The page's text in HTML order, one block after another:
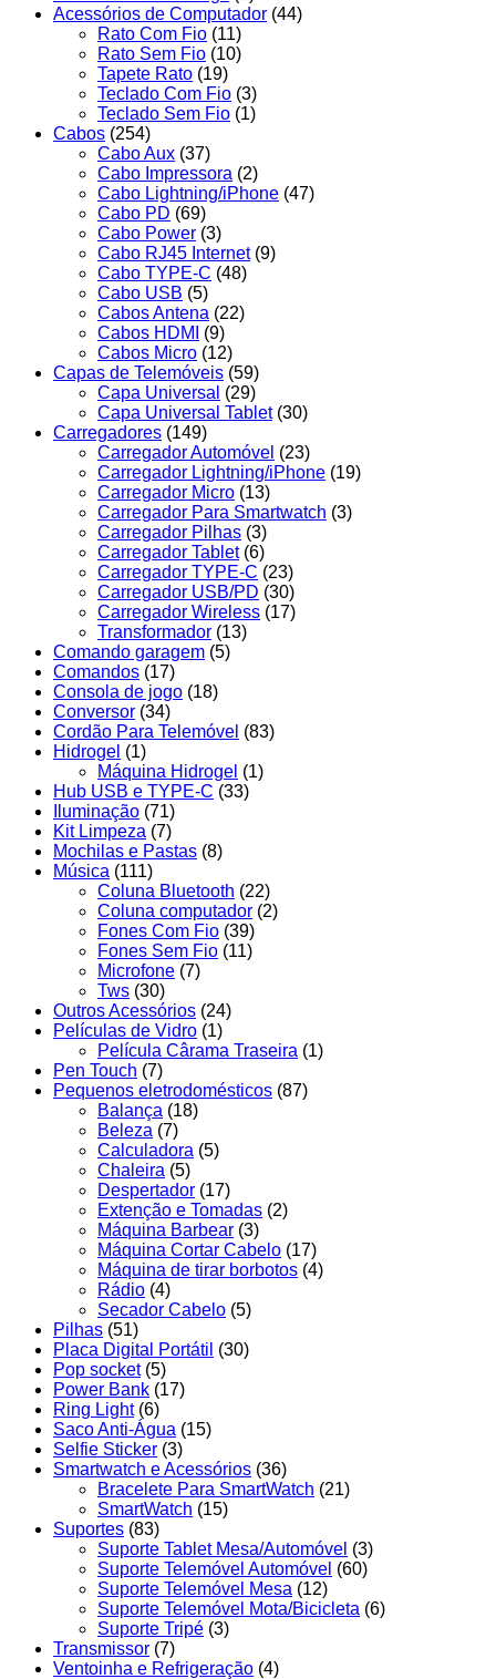
Acessórios de Computador (44)
Rato Com Fio (11)
Rato Sem Fio (10)
Tapete Rato (19)
Teclado Com Fio (3)
Teclado Sem Fio (1)
Cabos (254)
Cabo Aux (37)
Cabo Impressora (2)
Cabo Lightning/iPhone (47)
Cabo PD (69)
Cabo Power (3)
Cabo RJ45 Internet (9)
Cabo TYPE-C (48)
Cabo USB (5)
Cabos Antena (22)
Cabos HDMI
(9)
Cabos Micro (12)
Capas de Telemóveis (59)
Capa Universal (29)
Capa Universal Tablet (30)
Carregadores (149)
Carregador Automóvel (23)
Carregador Lightning/iPhone (19)
Carregador Micro (13)
Carregador Para Smartwatch (3)
Carregador Pilhas (3)
Carregador Tablet (6)
Carregador TYPE-C (23)
Carregador USB/PD (30)
Carregador Wireless (17)
Transformador (13)
Comando garagem (5)
Comandos (17)
Consola de jogo (18)
Conversor (34)
Cordão Para Telemóvel (83)
Hidrogel (1)
Máquina Hidrogel (1)
Hub USB e TYPE-C (33)
Iluminação (71)
Kit Limpeza (7)
Mochilas e Pastas (8)
Música (111)
Coluna Bluetooth (22)
Coluna computador (2)
Fones Com Fio (39)
Fones Sem Fio (11)
Microfone (7)
Tws (30)
Outros Acessórios (24)
Películas de Vidro (1)
Película Cârama Traseira (1)
Pen Touch (7)
Pequenos eletrodomésticos (87)
Balança (18)
Beleza (7)
Calculadora (5)
Chaleira (5)
Despertador (17)
Extenção e Tomadas (2)
Máquina Barbear (3)
Máquina Cortar Cabelo (17)
Máquina de tirar borbotos (4)
Rádio (4)
Secador Cabelo (5)
Pilhas (51)
Placa Digital Portátil (30)
Pop socket (5)
Power Bank (17)
Ring Light (6)
Saco Anti-Água (15)
Selfie Sticker (3)
Smartwatch e Acessórios (36)
Bracelete Para SmartWatch (21)
SmartWatch (15)
Suportes (83)
Suporte Tablet Mesa/Automóvel (3)
Suporte Telemóvel Automóvel (60)
Suporte Telemóvel Mesa (12)
Suporte Telemóvel Mota/Bicicleta (6)
Suporte Tripé (3)
Transmissor (7)
Ventoinha e Refrigeração (4)